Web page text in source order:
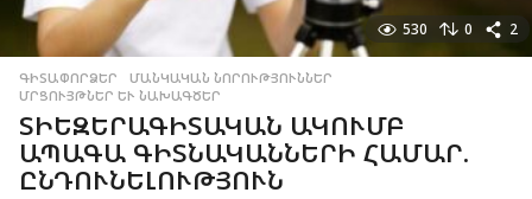
530 0 2
ԳԻՏԱՓՈՐՁԵՐ ,ՄԱՆԿԱԿԱՆ ՆՈՐՈՒԹՅՈՒՆՆԵՐ
ՄՐՑՈՒՅԹՆԵՐ ԵՒ ՆԱԽԱԳԾԵՐ
ՏԻԵԶԵՐԱԳԻՏԱԿԱՆ ԱԿՈՒՄԲ
ԱՊԱԳԱ ԳԻՏՆԱԿԱՆՆԵՐԻ ՀԱՄԱՐ.
ԸՆԴՈՒՆԵԼՈՒԹՅՈՒՆ